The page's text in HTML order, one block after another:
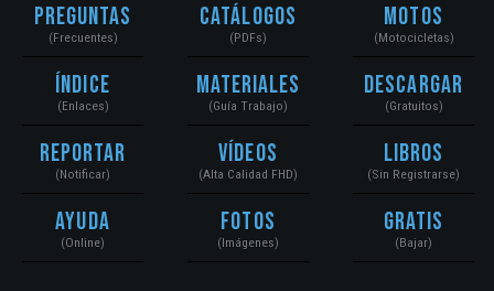
Preguntas
(Frecuentes)
Índice
(Enlaces)
Reportar
(Notificar)
Ayuda
(Online)
Catálogos
(PDFs)
Materiales
(Guía Trabajo)
Vídeos
(Alta Calidad FHD)
Fotos
(Imágenes)
Motos
(Motocicletas)
Descargar
(Gratuitos)
Libros
(Sin Registrarse)
Gratis
(Bajar)